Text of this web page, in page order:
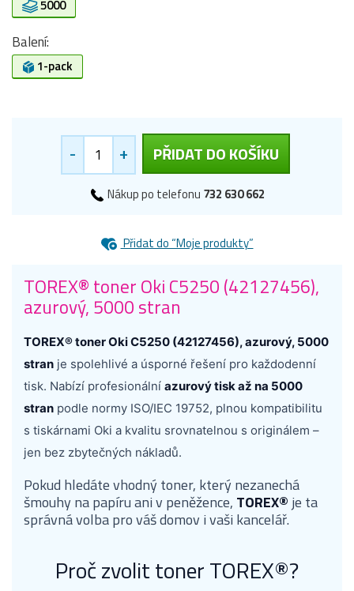
5000
Balení:
1-pack
- + PŘIDAT DO KOŠÍKU
Nákup po telefonu 732 630 662
Přidat do “Moje produkty”
TOREX® toner Oki C5250 (42127456),
azurový, 5000 stran
TOREX® toner Oki C5250 (42127456), azurový, 5000
stran je spolehlivé a úsporné řešení pro každodenní
tisk. Nabízí profesionální azurový tisk až na 5000
stran podle normy ISO/IEC 19752, plnou kompatibilitu
s tiskárnami Oki a kvalitu srovnatelnou s originálem –
jen bez zbytečných nákladů.
Pokud hledáte vhodný toner, který nezanechá
šmouhy na papíru ani v peněžence, TOREX® je ta
správná volba pro váš domov i vaši kancelář.
Proč zvolit toner TOREX®?